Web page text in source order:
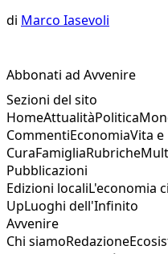
di Marco Iasevoli
Abbonati ad Avvenire
Sezioni del sito
HomeAttualitàPolitica
CommentiEconomiaVita e
CuraFamigliaRubriche
Pubblicazioni
Edizioni localiL'economia
UpLuoghi dell'Infinito
Avvenire
Chi siamoRedazione